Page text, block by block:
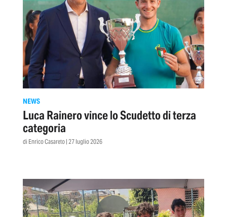
NEWS
Luca Rainero vince lo Scudetto di terza
categoria
di Enrico Casareto | 27 luglio 2026